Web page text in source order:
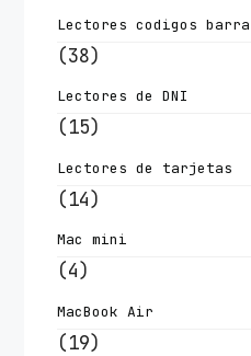
Lectores codigos barra
(38)
Lectores de DNI
(15)
Lectores de tarjetas
(14)
Mac mini
(4)
MacBook Air
(19)